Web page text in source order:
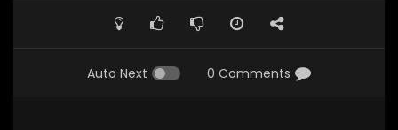
Auto Next 0 Comments